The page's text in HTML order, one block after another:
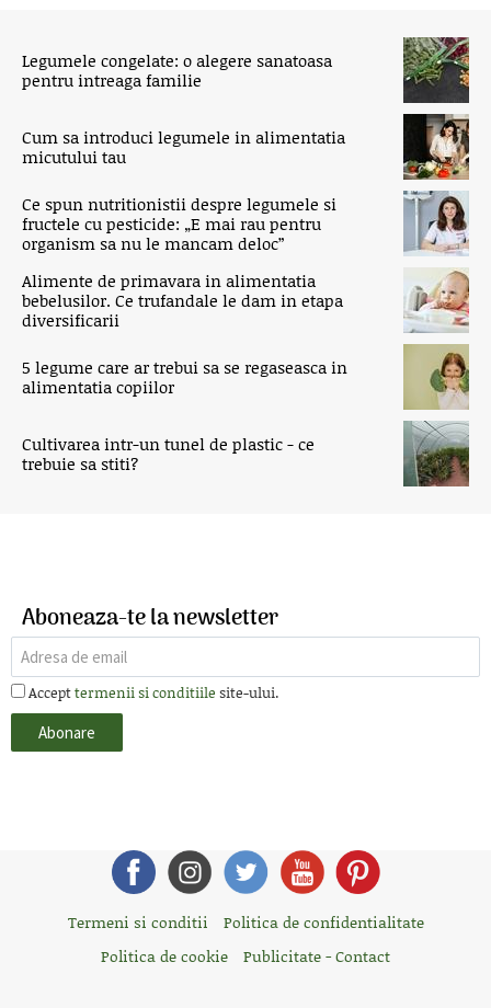
Legumele congelate: o alegere sanatoasa
pentru intreaga familie
Cum sa introduci legumele in alimentatia
micutului tau
Ce spun nutritionistii despre legumele si
fructele cu pesticide: „E mai rau pentru
organism sa nu le mancam deloc”
Alimente de primavara in alimentatia
bebelusilor. Ce trufandale le dam in etapa
diversificarii
5 legume care ar trebui sa se regaseasca in
alimentatia copiilor
Cultivarea intr-un tunel de plastic - ce
trebuie sa stiti?
Aboneaza-te la newsletter
Accepttermenii si conditiile site-ului.
Termeni si conditii
Politica de confidentialitate
Politica de cookie
Publicitate - Contact